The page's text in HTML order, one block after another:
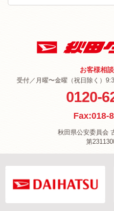
お客様相
受付／月曜〜金曜（祝日除く）
0120-
Fax:018-
秋田県公安委員会
第